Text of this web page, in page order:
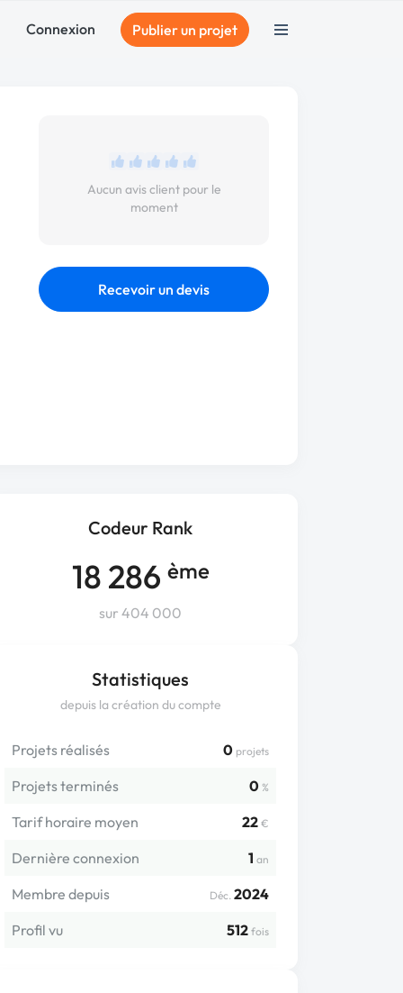
Connexion Publier un projet
Aucun avis client pour le
moment
Recevoir un devis
Codeur Rank
18 286 ème
sur 404 000
Statistiques
depuis la création du compte
Projets réalisés 0 projets
Projets terminés 0 %
Tarif horaire moyen 22 €
Dernière connexion 1 an
Membre depuis Déc. 2024
Profil vu
512 fois